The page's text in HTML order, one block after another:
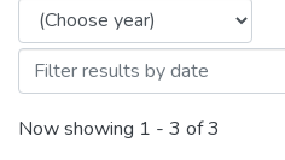
Now showing 1 - 3 of 3